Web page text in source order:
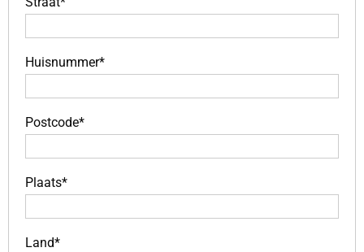
Huisnummer*
Postcode*
Plaats*
Land*